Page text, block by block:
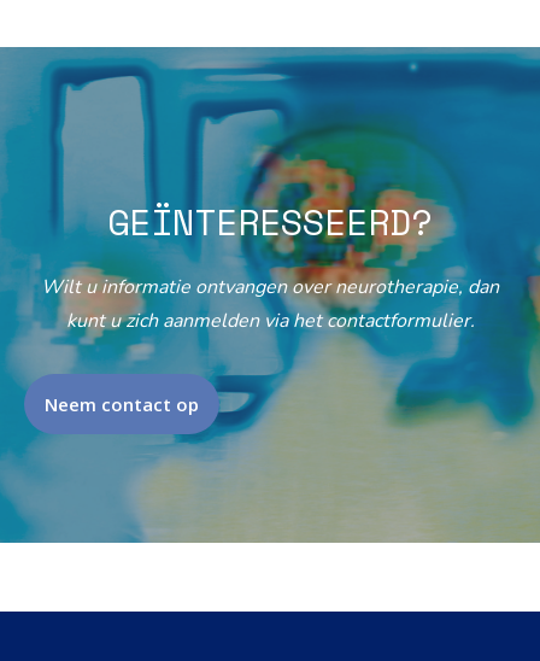
GEÏNTERESSEERD?
Wilt u informatie ontvangen over neurotherapie, dan
kunt u zich aanmelden via het contactformulier.
Neem contact op